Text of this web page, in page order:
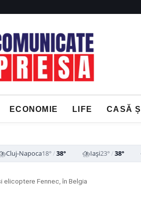
ECONOMIE LIFE CASĂ
Cluj-Napoca18°/38° ⛈️Iași23°/38°
elicoptere Fennec, în Belgia